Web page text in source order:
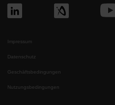
Impressum
Datenschutz
Geschäftsbedingungen
Nutzungsbedingungen